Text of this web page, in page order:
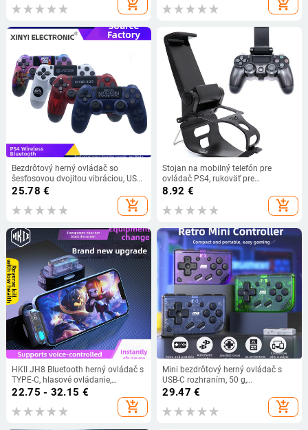
add_shopping_cart add_shopping_cart
Bezdrôtový herný ovládač so
šesťosovou dvojitou vibráciou, USB
rozhranie, ABS telo
25.78 €
add_shopping_cart
Stojan na mobilný telefón pre
ovládač PS4, rukoväť pre
PlayStation 4, príslušenstvo pre
gamepad pre Samsung S9 S8, klip
8.92 €
add_shopping_cart
HKII JH8 Bluetooth herný ovládač s
TYPE-C, hlasové ovládanie,
kompatibilný s iOS a Android
22.75 - 32.15 €
add_shopping_cart
Mini bezdrôtový herný ovládač s
USB-C rozhraním, 50 g,
kompatibilný so Switch/PC/IOS,
29.47 €
add_shopping_cart